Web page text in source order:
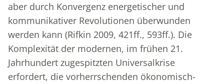
aber durch Konvergenz energetischer und
kommunikativer Revolutionen überwunden
werden kann (Rifkin 2009, 421ff., 593ff.). Die
Komplexität der modernen, im frühen 21.
Jahrhundert zugespitzten Universalkrise
erfordert, die vorherrschenden ökonomisch-